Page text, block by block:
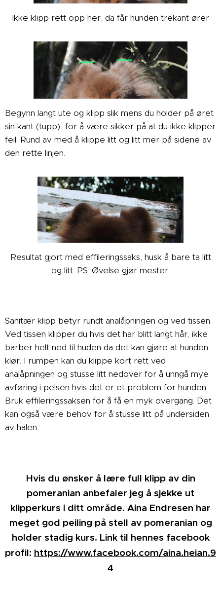
Ikke klipp rett opp her, da får hunden trekant ører
Begynn langt ute og klipp slik mens du holder på øret
sin kant (tupp) for å være sikker på at du ikke klipper
feil. Rund av med å klippe litt og litt mer på sidene av
den rette linjen.
Resultat gjort med effileringssaks, husk å bare ta litt
og litt. PS: Øvelse gjør mester.
Sanitær klipp betyr rundt analåpningen og ved tissen.
Ved tissen klipper du hvis det har blitt langt hår, ikke
barber helt ned til huden da det kan gjøre at hunden
klør. I rumpen kan du klippe kort rett ved
analåpningen og stusse litt nedover for å unngå mye
avføring i pelsen hvis det er et problem for hunden.
Bruk effileringssaksen for å få en myk overgang. Det
kan også være behov for å stusse litt på undersiden
av halen.
Hvis du ønsker å lære full klipp av din
pomeranian anbefaler jeg å sjekke ut
klipperkurs i ditt område. Aina Endresen har
meget god peiling på stell av pomeranian og
holder stadig kurs. Link til hennes facebook
profil: https://www.facebook.com/aina.heian.9
4